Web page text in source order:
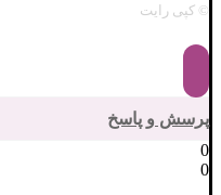
© کپی رایت
پرسش و پاسخ
0
0